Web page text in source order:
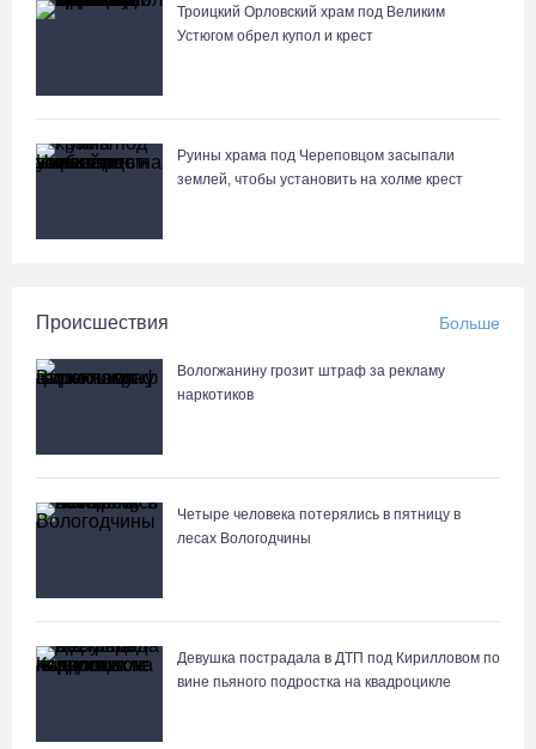
Троицкий Орловский храм под Великим
Устюгом обрел купол и крест
Руины храма под Череповцом засыпали
землей, чтобы установить на холме крест
Происшествия Больше
Вологжанину грозит штраф за рекламу
наркотиков
Четыре человека потерялись в пятницу в
лесах Вологодчины
Девушка пострадала в ДТП под Кирилловом по
вине пьяного подростка на квадроцикле